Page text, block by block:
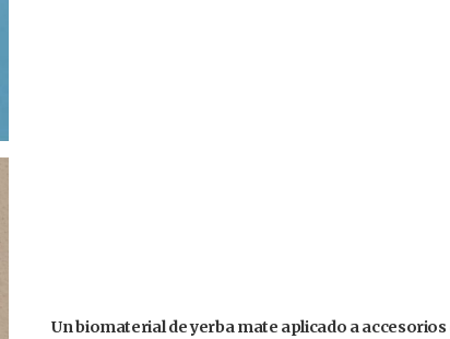
Un biomaterial de yerba mate aplicado a accesorios